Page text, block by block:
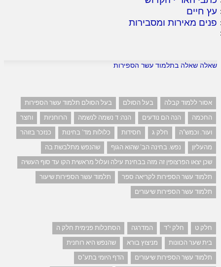
עץ חיים
פנים מאירות ומסבירות
שאלה שאלה בתלמוד עשר הספירות
אסור ללמוד קבלה בעל הסולם
בעל הסולם תלמוד עשר הספירות
החכמה
הנה הם נודעים הנה: ד נשמה לנשמה הרוחניות
וחצר
ועור. וכמש"ה
חלק ג חסידות כלולות מד' בחינות
כנזכר בזוהר
מהעליון
נפש. בחינה הב' שהוא הגוף
שהנפש מתלבשת בה
שכן יצאו הפרצופין זה מזה בבחינת עילה ועלול מראשית הקו עד סוף העשיה
תלמוד עשר הספירות לקריאה ספר
תלמוד עשר הספירות שיעור
תלמוד עשר הספירות שיעורים
חלק ט חלק י"ד המדרגה
הסתכלות פנימית חלק ה
בית שער הכוונות
מניצוץ בורא
שהנפש היא רוחנית
תלמוד עשר הספירות שיעורים
הדף היומי בתע"ס